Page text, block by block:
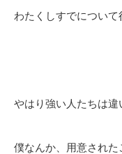
わたくしすでについて
やはり強い人たちは違
僕なんか、用意され